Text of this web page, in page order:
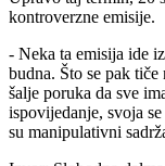
kontroverzne emisije.
- Neka ta emisija ide
budna. Što se pak
šalje poruka da sve
ispovijedanje, svoja
su manipulativni